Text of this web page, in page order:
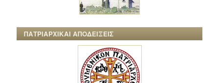
ΠΑΤΡΙΑΡΧΙΚΑΙ ΑΠΟΔΕΙΞΕΙΣ